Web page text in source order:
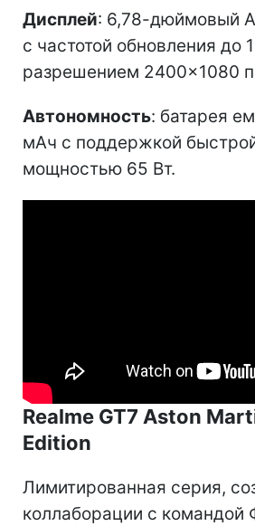
Дисплей: 6,78-дюймовый
с частотой обновления до
разрешением 2400×1080
Автономность: батарея
мАч с поддержкой
мощностью 65 Вт.
Realme GT7 Aston
Edition
Лимитированная серия,
коллаборации с командой